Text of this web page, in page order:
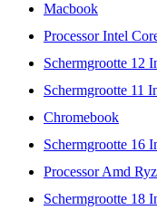
Macbook
Processor Intel
Schermgrootte 12
Schermgrootte 11
Chromebook
Schermgrootte 16
Processor Amd
Schermgrootte 18